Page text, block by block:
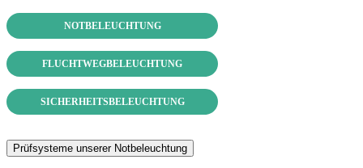
NOTBELEUCHTUNG
FLUCHTWEGBELEUCHTUNG
SICHERHEITSBELEUCHTUNG
Prüfsysteme unserer Notbeleuchtung